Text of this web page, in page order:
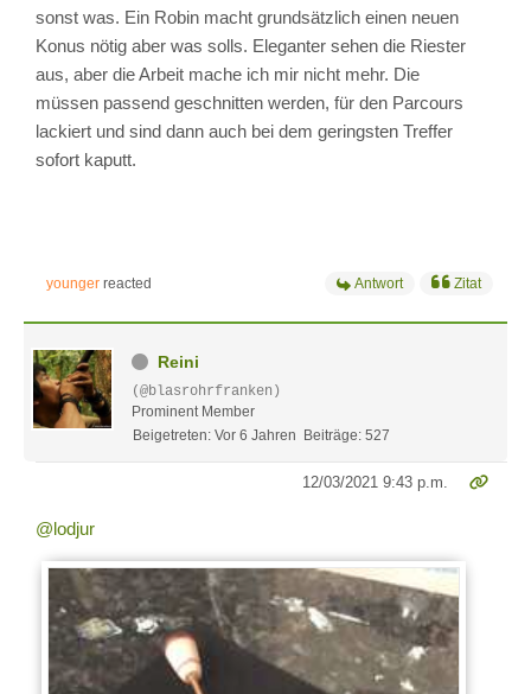
sonst was. Ein Robin macht grundsätzlich einen neuen
Konus nötig aber was solls. Eleganter sehen die Riester
aus, aber die Arbeit mache ich mir nicht mehr. Die
müssen passend geschnitten werden, für den Parcours
lackiert und sind dann auch bei dem geringsten Treffer
sofort kaputt.
younger reacted Antwort Zitat
Reini
(@blasrohrfranken)
Prominent Member
Beigetreten: Vor 6 Jahren Beiträge: 527
12/03/2021 9:43 p.m.
@lodjur